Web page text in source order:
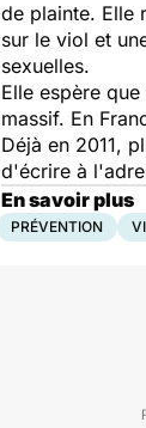
de plainte. Elle
sur le viol et
sexuelles.
Elle espère
massif. En
Déjà en 2011,
d'écrire à
En savoir plus
PRÉVENTION